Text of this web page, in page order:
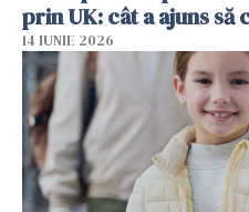
prin UK: cât a ajuns
14 IUNIE 2026